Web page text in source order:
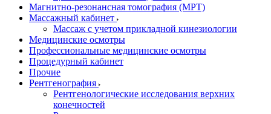
Магнитно-резонансная томография (МРТ)
Массажный кабинет
Массаж с учетом прикладной кинезиологии
Медицинские осмотры
Профессиональные медицинские осмотры
Процедурный кабинет
Прочие
Рентгенография
Рентгенологические исследования верхних
конечностей